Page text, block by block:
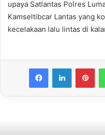
upaya Satlantas Polres
Kamseltibcar Lantas yang
kecelakaan lalu lintas di